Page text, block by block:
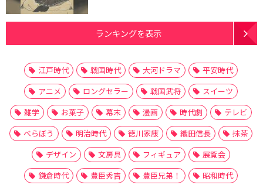
ランキングを表示
江戸時代 戦国時代 大河ドラマ
平安時代
アニメ
ロングセラー 戦国武将
スイーツ
雑学
お菓子 幕末 漫画 時代劇
テレビ
べらぼう
明治時代 徳川家康 織田信長
抹茶
デザイン
文房具 フィギュア
展覧会
鎌倉時代
豊臣秀吉 豊臣兄弟！
昭和時代